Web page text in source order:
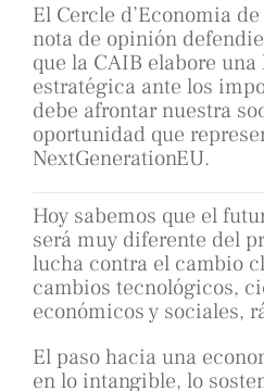
El Cercle d’Economia
nota de opinión
que la CAIB elabore
estratégica ante los
debe afrontar nuestra
oportunidad que
NextGenerationEU.
Hoy sabemos que el
será muy diferente del
lucha contra el cambio
cambios tecnológicos,
económicos y sociales,
El paso hacia una
en lo intangible, lo